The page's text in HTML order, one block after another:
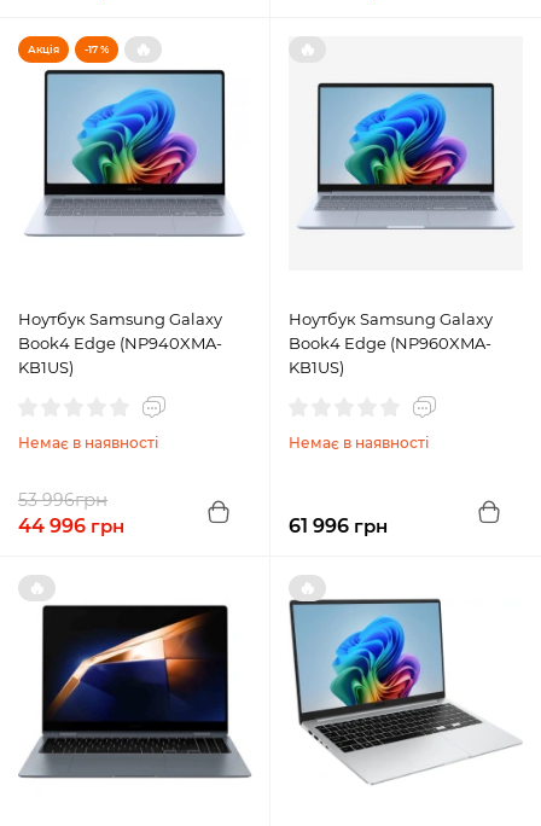
Акція -17 % 🔥
Ноутбук Samsung Galaxy
Book4 Edge (NP940XMA-
KB1US)
Немає в наявності
53 996грн
44 996 грн
🔥
Ноутбук Samsung Galaxy
Book4 Edge (NP960XMA-
KB1US)
Немає в наявності
61 996 грн
🔥 🔥